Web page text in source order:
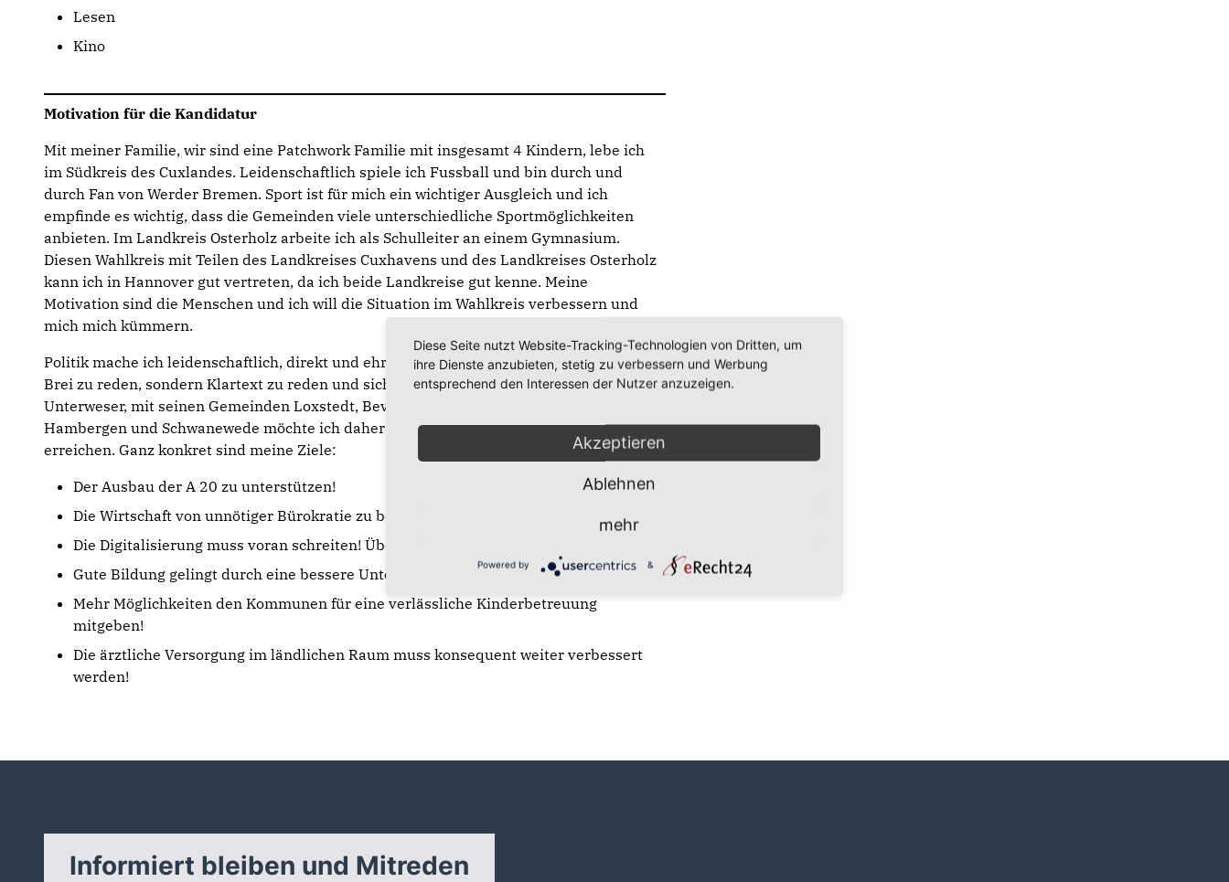
Lesen
Kino
Motivation für die Kandidatur
Mit meiner Familie, wir sind eine Patchwork Familie mit insgesamt 4 Kindern, lebe ich
im Südkreis des Cuxlandes. Leidenschaftlich spiele ich Fussball und bin durch und
durch Fan von Werder Bremen. Sport ist für mich ein wichtiger Ausgleich und ich
empfinde es wichtig, dass die Gemeinden viele unterschiedliche Sportmöglichkeiten
anbieten. Im Landkreis Osterholz arbeite ich als Schulleiter an einem Gymnasium.
Diesen Wahlkreis mit Teilen des Landkreises Cuxhavens und des Landkreises Osterholz
kann ich in Hannover gut vertreten, da ich beide Landkreise gut kenne. Meine
Motivation sind die Menschen und ich will die Situation im Wahlkreis verbessern und
mich mich kümmern.
Politik mache ich leidenschaftlich, direkt und ehrlich. Ich mag es nicht um den heißen
Brei zu reden, sondern Klartext zu reden und sich zu kümmern. Für den Wahlkreis
Unterweser, mit seinen Gemeinden Loxstedt, Beverstedt, Hagen im Bremischen,
Hambergen und Schwanewede möchte ich daher im Niedersächsischen Landtag einiges
erreichen. Ganz konkret sind meine Ziele:
Der Ausbau der A 20 zu unterstützen!
Die Wirtschaft von unnötiger Bürokratie zu befreien!
Die Digitalisierung muss voran schreiten! Überall!
Gute Bildung gelingt durch eine bessere Unterrichtsversorgung!
Mehr Möglichkeiten den Kommunen für eine verlässliche Kinderbetreuung
mitgeben!
Die ärztliche Versorgung im ländlichen Raum muss konsequent weiter verbessert
werden!
Informiert bleiben und Mitreden
Diese Seite nutzt Website-Tracking-Technologien von Dritten, um
ihre Dienste anzubieten, stetig zu verbessern und Werbung
entsprechend den Interessen der Nutzer anzuzeigen.
Akzeptieren
Ablehnen
mehr
Powered by &